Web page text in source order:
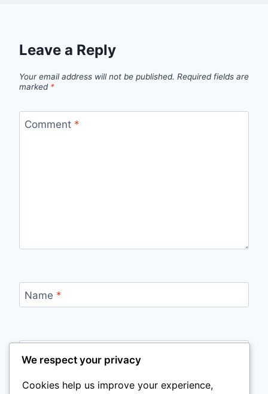
Leave a Reply
Your email address will not be published. Required fields are
marked *
Comment *
Name *
Email
We respect your privacy
Cookies help us improve your experience,